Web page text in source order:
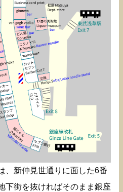
、新仲見世通りに面した6番
下街を抜ければそのまま銀座